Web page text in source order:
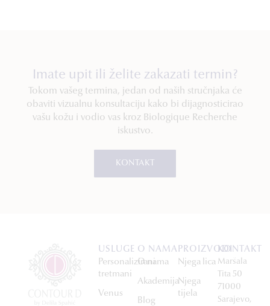
Imate upit ili želite zakazati termin?
Tokom vašeg termina, jedan od naših stručnjaka će
obaviti vizualnu konsultaciju kako bi dijagnosticirao
vašu kožu i vodio vas kroz Biologique Recherche
iskustvo.
KONTAKT
USLUGE
Personalizirani
tretmani
Venus
O NAMA
O nama
Akademija
Blog
PROIZVODI
Njega lica
Njega
tijela
KONTAKT
Maršala
Tita 50
71000
Sarajevo,